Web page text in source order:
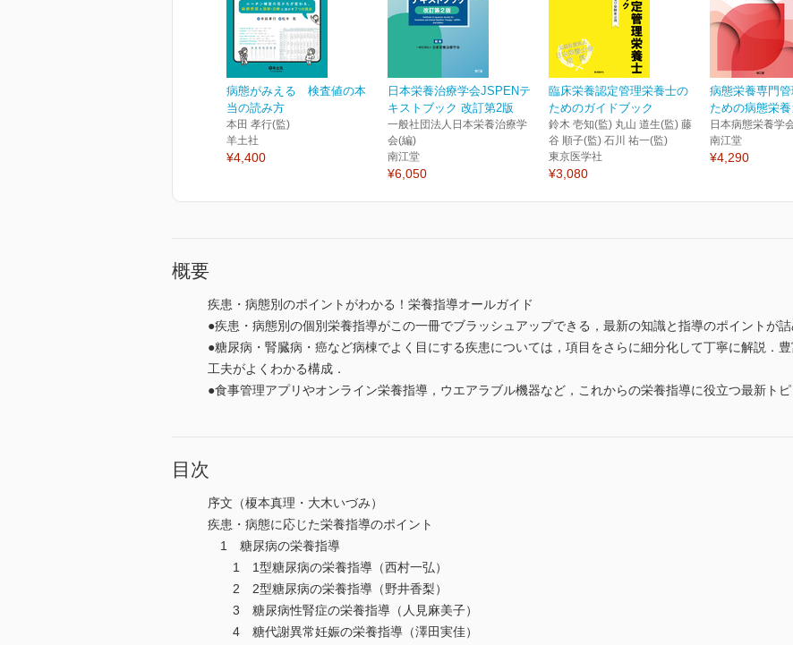
病態がみえる 検査値の本
当の読み方
本田 孝行(監)
羊土社
¥4,400
日本栄養治療学会JSPENテ
キストブック 改訂第2版
一般社団法人日本栄養治療学
会(編)
南江堂
¥6,050
臨床栄養認定管理栄養士の
ためのガイドブック
鈴木 壱知(監) 丸山 道生(監) 藤
谷 順子(監) 石川 祐一(監)
東京医学社
¥3,080
病態栄養専門
ための病態栄
日本病態栄養学
南江堂
¥4,290
概要
疾患・病態別のポイントがわかる！栄養指導オールガイド
●疾患・病態別の個別栄養指導がこの一冊でブラッシュアップできる，最新の知識と指導のポイントが
●糖尿病・腎臓病・癌など病棟でよく目にする疾患については，項目をさらに細分化して丁寧に解説．
工夫がよくわかる構成．
●食事管理アプリやオンライン栄養指導，ウエアラブル機器など，これからの栄養指導に役立つ最新トピ
目次
序文（榎本真理・大木いづみ）
疾患・病態に応じた栄養指導のポイント
1 糖尿病の栄養指導
1 1型糖尿病の栄養指導（西村一弘）
2 2型糖尿病の栄養指導（野井香梨）
3 糖尿病性腎症の栄養指導（人見麻美子）
4 糖代謝異常妊娠の栄養指導（澤田実佳）